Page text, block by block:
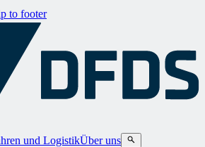
to footer
und LogistikÜber uns